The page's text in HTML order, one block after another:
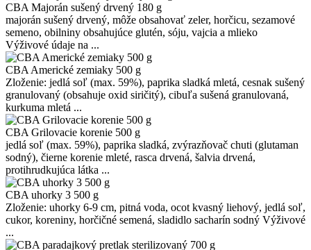
CBA Majorán sušený drvený 180 g
majorán sušený drvený, môže obsahovať zeler, horčicu, sezamové
semeno, obilniny obsahujúce glutén, sóju, vajcia a mlieko
Výživové údaje na ...
CBA Americké zemiaky 500 g
Zloženie: jedlá soľ (max. 59%), paprika sladká mletá, cesnak sušený
granulovaný (obsahuje oxid siričitý), cibuľa sušená granulovaná,
kurkuma mletá ...
CBA Grilovacie korenie 500 g
jedlá soľ (max. 59%), paprika sladká, zvýrazňovač chuti (glutaman
sodný), čierne korenie mleté, rasca drvená, šalvia drvená,
protihrudkujúca látka ...
CBA uhorky 3 500 g
Zloženie: uhorky 6-9 cm, pitná voda, ocot kvasný liehový, jedlá soľ,
cukor, koreniny, horčičné semená, sladidlo sacharín sodný Výživové
...